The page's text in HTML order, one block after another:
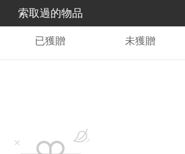
索取過的物品
已獲贈 未獲贈